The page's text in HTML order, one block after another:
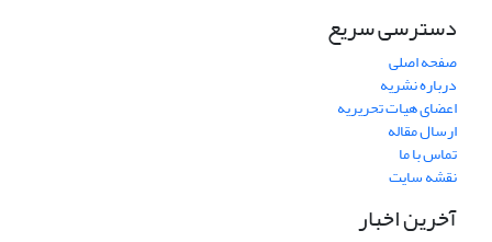
دسترسی سریع
صفحه اصلی
درباره نشریه
اعضای هیات تحریریه
ارسال مقاله
تماس با ما
نقشه سایت
آخرین اخبار